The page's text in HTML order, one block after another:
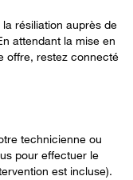
résiliation auprès de
attendant la mise en
offre, restez connecté
technicienne ou
pour effectuer le
est incluse).